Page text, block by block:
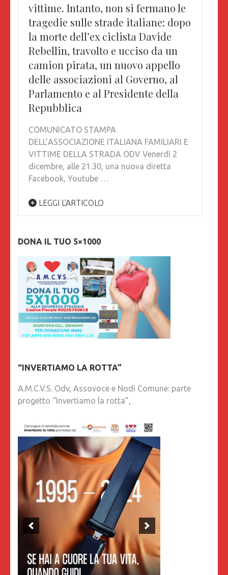
vittime. Intanto, non si fermano le
tragedie sulle strade italiane: dopo
la morte dell’ex ciclista Davide
Rebellin, travolto e ucciso da un
camion pirata, un nuovo appello
delle associazioni al Governo, al
Parlamento e al Presidente della
Repubblica
COMUNICATO STAMPA
DELL’ASSOCIAZIONE ITALIANA FAMILIARI E
VITTIME DELLA STRADA ODV Venerdì 2
dicembre, alle 21.30, una nuova diretta
Facebook, Youtube …
LEGGI L'ARTICOLO
DONA IL TUO 5×1000
“INVERTIAMO LA ROTTA”
A.M.C.V.S. Odv, Assovoce e Nodi Comune: parte
progetto “Invertiamo la rotta”,